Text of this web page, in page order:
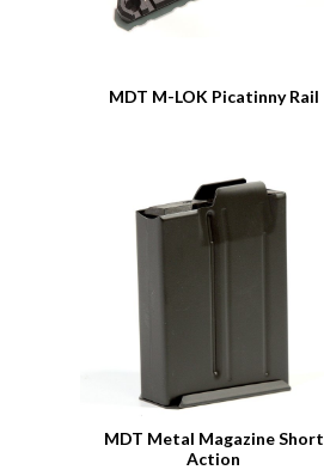
MDT M-LOK Picatinny Rail
MDT Metal Magazine Short
Action